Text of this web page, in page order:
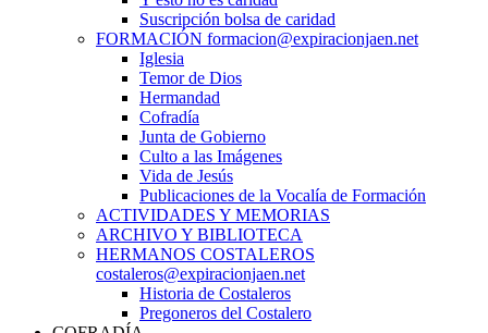
Suscripción bolsa de caridad
FORMACIÓN formacion@expiracionjaen.net
Iglesia
Temor de Dios
Hermandad
Cofradía
Junta de Gobierno
Culto a las Imágenes
Vida de Jesús
Publicaciones de la Vocalía de Formación
ACTIVIDADES Y MEMORIAS
ARCHIVO Y BIBLIOTECA
HERMANOS COSTALEROS
costaleros@expiracionjaen.net
Historia de Costaleros
Pregoneros del Costalero